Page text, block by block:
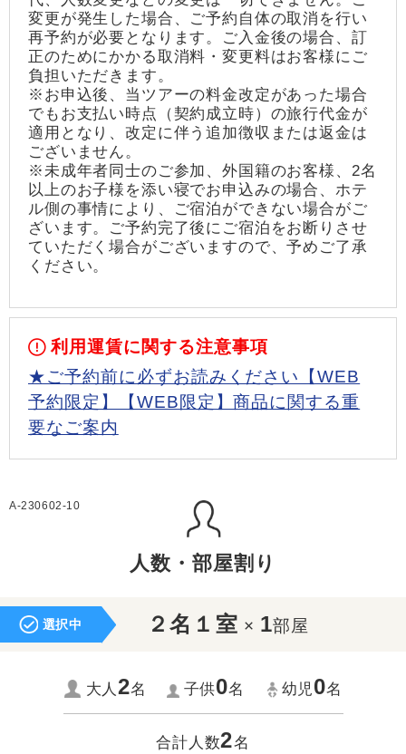
変更が発生した場合、ご予約自体の取消を行い
再予約が必要となります。ご入金後の場合、訂
正のためにかかる取消料・変更料はお客様にご
負担いただきます。
※お申込後、当ツアーの料金改定があった場合
でもお支払い時点（契約成立時）の旅行代金が
適用となり、改定に伴う追加徴収または返金は
ございません。
※未成年者同士のご参加、外国籍のお客様、2名
以上のお子様を添い寝でお申込みの場合、ホテ
ル側の事情により、ご宿泊ができない場合がご
ざいます。ご予約完了後にご宿泊をお断りさせ
ていただく場合がございますので、予めご了承
ください。
利用運賃に関する注意事項
★ご予約前に必ずお読みください【WEB
予約限定】【WEB限定】商品に関する重
要なご案内
A-230602-10
人数・部屋割り
選択中 ２名１室 × 1部屋
大人2名 子供0名 幼児0名
合計人数2名